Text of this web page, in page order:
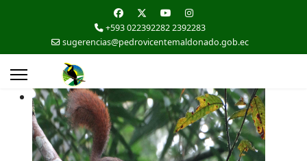
+593 022392282 2392283
sugerencias@pedrovicentemaldonado.gob.ec